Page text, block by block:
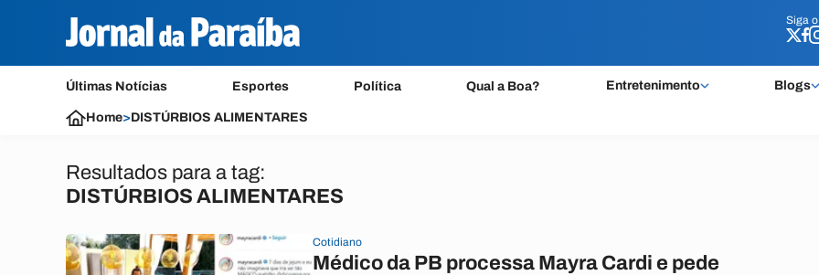
Siga o
Últimas Notícias Esportes Política Qual a Boa? Entretenimento Blogs
Siga o
Home>DISTÚRBIOS ALIMENTARES
Resultados para a tag:
DISTÚRBIOS ALIMENTARES
Cotidiano
Médico da PB processa Mayra Cardi e pede